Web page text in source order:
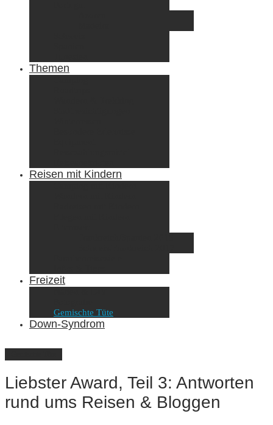
Themen
Reisen mit Kindern
Freizeit
Gemischte Tüte
Down-Syndrom
Liebster Award, Teil 3: Antworten
rund ums Reisen & Bloggen